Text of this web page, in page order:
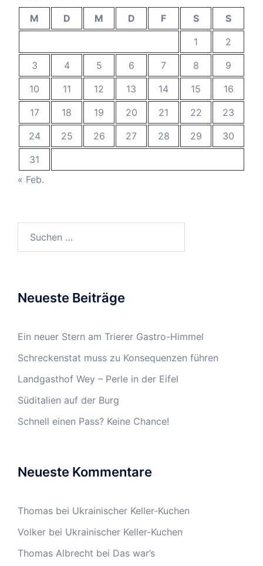
M D M D F S
S
1
2
3
4 5 6 7 8
9
10
11 12 13 14 15
16
17
18 19 20 21 22
23
24
25 26 27 28 29
30
31
« Feb.
Neueste Beiträge
Ein neuer Stern am Trierer Gastro-Himmel
Schreckenstat muss zu Konsequenzen führen
Landgasthof Wey – Perle in der Eifel
Süditalien auf der Burg
Schnell einen Pass? Keine Chance!
Neueste Kommentare
Thomas bei Ukrainischer Keller-Kuchen
Volker bei Ukrainischer Keller-Kuchen
Thomas Albrecht bei Das war’s